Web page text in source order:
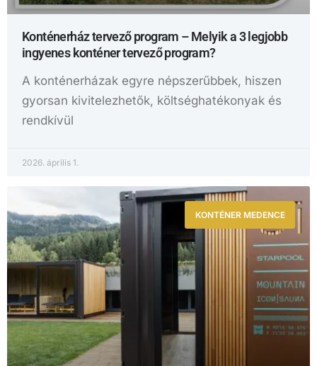
Konténerház tervező program – Melyik a 3 legjobb
ingyenes konténer tervező program?
A konténerházak egyre népszerűbbek, hiszen
gyorsan kivitelezhetők, költséghatékonyak és
rendkívül
2026. április 1.
KONTÉNER MEDENCE